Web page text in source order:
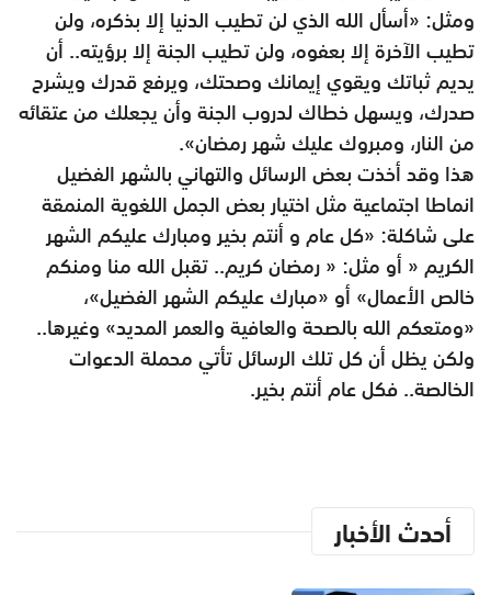
ومثل: «أسأل الله الذي لن تطيب الدنيا إلا بذكره، ولن
تطيب الآخرة إلا بعفوه، ولن تطيب الجنة إلا برؤيته.. أن
يديم ثباتك ويقوي إيمانك وصحتك، ويرفع قدرك ويشرح
صدرك، ويسهل خطاك لدروب الجنة وأن يجعلك من عتقائه
من النار، ومبروك عليك شهر رمضان».
هذا وقد أخذت بعض الرسائل والتهاني بالشهر الفضيل
انماطا اجتماعية مثل اختيار بعض الجمل اللغوية المنمقة
على شاكلة: «كل عام و أنتم بخير ومبارك عليكم الشهر
الكريم « أو مثل: « رمضان كريم.. تقبل الله منا ومنكم
خالص الأعمال» أو «مبارك عليكم الشهر الفضيل»،
«ومتعكم الله بالصحة والعافية والعمر المديد» وغيرها..
ولكن يظل أن كل تلك الرسائل تأتي محملة الدعوات
الخالصة.. فكل عام أنتم بخير.
أحدث الأخبار